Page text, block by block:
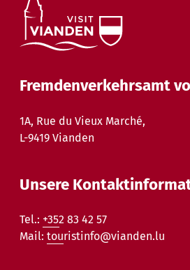
Fremdenverkehrsamt
1A, Rue du Vieux Marché,
L-9419 Vianden
Unsere
Tel.: +352 83 42 57
Mail: touristinfo@vianden.lu